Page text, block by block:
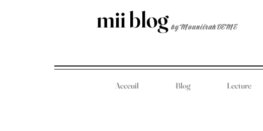
mii blog by Mouniirah DEME
Acceuil Blog Lecture